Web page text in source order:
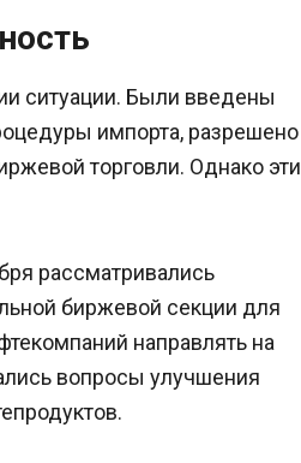
ситуации. Были введены
импорта, разрешено
торговли. Однако эти
рассматривались
биржевой секции для
направлять на
вопросы улучшения